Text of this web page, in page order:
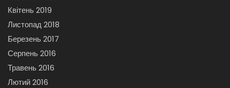
Квітень 2019
Листопад 2018
Березень 2017
Серпень 2016
Травень 2016
Лютий 2016